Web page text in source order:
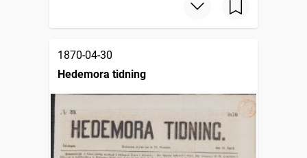
1870-04-30
Hedemora tidning